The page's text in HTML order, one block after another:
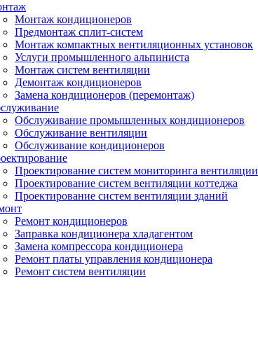
Монтаж кондиционеров
Предмонтаж сплит-систем
Монтаж компактных вентиляционных установок
Услуги промышленного альпиниста
Монтаж систем вентиляции
Демонтаж кондиционеров
Замена кондиционеров (перемонтаж)
Обслуживание промышленных кондиционеров
Обслуживание вентиляции
Обслуживание кондиционеров
Проектирование систем мониторинга вентиляции
Проектирование систем вентиляции коттеджа
Проектирование систем вентиляции зданий
Ремонт кондиционеров
Заправка кондиционера хладагентом
Замена компрессора кондиционера
Ремонт платы управления кондиционера
Ремонт систем вентиляции